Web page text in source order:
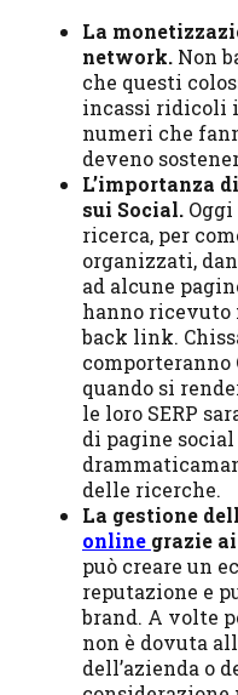
La
network. Non
che questi
incassi ridicoli
numeri che
deveno
L’importanza
sui Social.
ricerca, per
organizzati,
ad alcune
hanno ricevuto
back link.
comporteranno
quando si
le loro SERP
di pagine social
delle ricerche.
La gestione
online grazie
può creare un
reputazione e
brand. A volte
non è dovuta
dell’azienda o